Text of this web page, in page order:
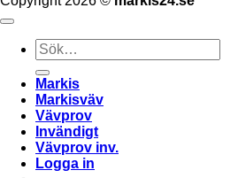
Sök
efter:
Markis
Markisväv
Vävprov
Invändigt
Vävprov inv.
Logga in